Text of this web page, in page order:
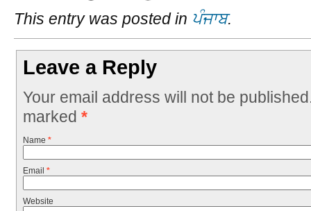
This entry was posted in ਪੰਜਾਬ.
Leave a Reply
Your email address will not be
marked *
Name *
Email *
Website